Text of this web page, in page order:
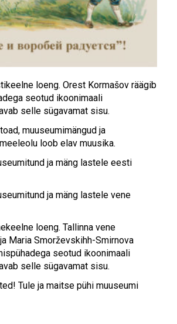
loeng. Orest Kormašov räägib
seotud ikoonimaali
selle sügavamat sisu.
muuseumimängud ja
loob elav muusika.
ja mäng lastele eesti
ja mäng lastele vene
loeng. Tallinna vene
Maria Smorževskihh-Smirnova
seotud ikoonimaali
selle sügavamat sisu.
Tule ja maitse pühi muuseumi